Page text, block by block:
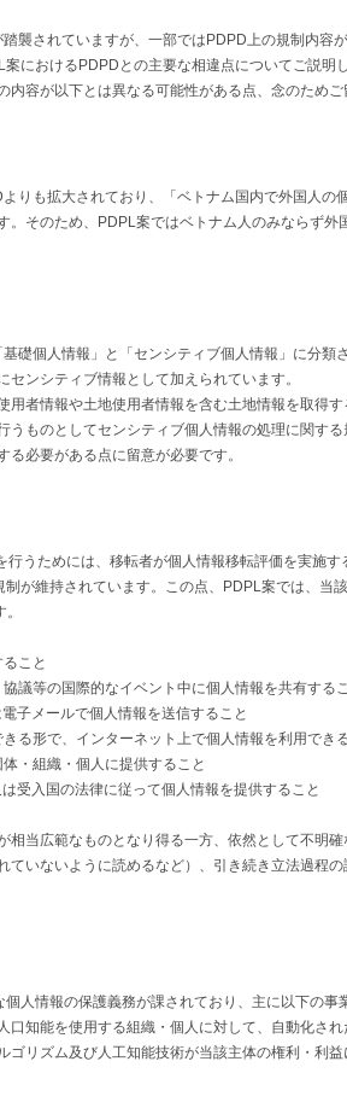
襲されていますが、一部ではPDPD上の規制内容
におけるPDPDとの主要な相違点についてご説明
容が以下とは異なる可能性がある点、念のためご
りも拡大されており、「ベトナム国内で外国人の
。そのため、PDPL案ではベトナム人のみならず外
礎個人情報」と「センシティブ個人情報」に分類
ンシティブ情報として加えられています。
用者情報や土地使用者情報を含む土地情報を取得
うものとしてセンシティブ個人情報の処理に関す
必要がある点に留意が必要です。
うためには、移転者が個人情報移転評価を実施す
が維持されています。この点、PDPL案では、当
こと
議等の国際的なイベント中に個人情報を共有する
子メールで個人情報を送信すること
る形で、インターネット上で個人情報を利用でき
・組織・個人に提供すること
受入国の法律に従って個人情報を提供すること
相当広範なものとなり得る一方、依然として不明
ていないように読めるなど）、引き続き立法過程
人情報の保護義務が課されており、主に以下の事
口知能を使用する組織・個人に対して、自動化さ
ゴリズム及び人工知能技術が当該主体の権利・利